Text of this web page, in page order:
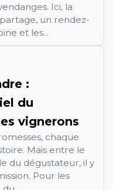
Ici, la
un rendez-
et les...
:
du
vignerons
chaque
Mais entre le
du dégustateur, il y
Pour les